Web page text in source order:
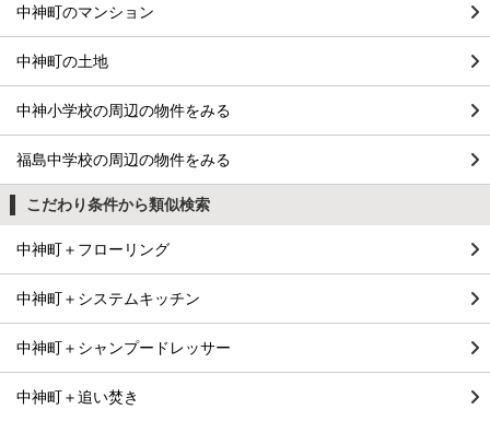
中神町のマンション
中神町の土地
中神小学校の周辺の物件をみる
福島中学校の周辺の物件をみる
こだわり条件から類似検索
中神町＋フローリング
中神町＋システムキッチン
中神町＋シャンプードレッサー
中神町＋追い焚き